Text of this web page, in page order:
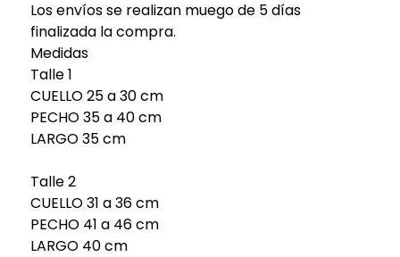
Los envíos se realizan muego de 5 días
finalizada la compra.
Medidas
Talle 1
CUELLO 25 a 30 cm
PECHO 35 a 40 cm
LARGO 35 cm
Talle 2
CUELLO 31 a 36 cm
PECHO 41 a 46 cm
LARGO 40 cm